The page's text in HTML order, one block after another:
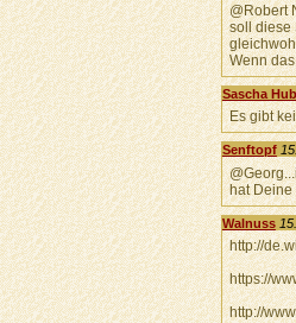
@Robert
soll diese
Wenn
Sascha
Es gibt
Senftopf
hat Deine
Walnuss
http://
https://
http://